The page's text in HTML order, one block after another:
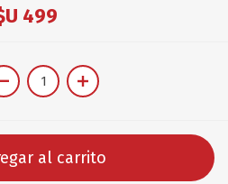
499
al carrito